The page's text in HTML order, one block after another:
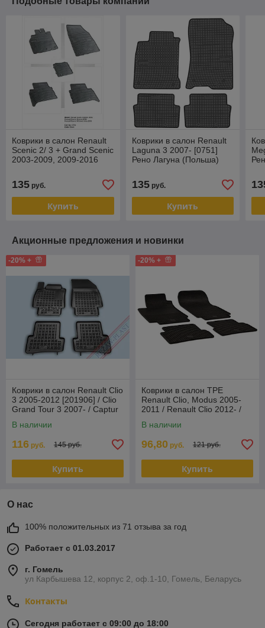
Коврики в салон Renault
Scenic 2/ 3 + Grand Scenic
2003-2009, 2009-2016
135 руб.
Купить
Коврики в салон Renault
Laguna 3 2007- [0751]
Рено Лагуна (Польша)
135руб.
Купить
Акционные предложения и новинки
-20% +
Коврики в салон Renault Clio
3 2005-2012 [201906] / Clio
Grand Tour 3 2007- / Captur
В наличии
116 руб. 145 руб.
Купить
-20% +
Коврики в салон TPE
Renault Clio, Modus 2005-
2011 / Renault Clio 2012- /
(Че
В наличии
96,80 руб. 121 руб.
Купить
О нас
100% положительных из 71 отзыва за год
Работает с 01.03.2017
г. Гомель
ул Карбышева 12, корпус 2, оф.1-10, Гомель, Беларусь
Контакты
Сегодня работает с 09:00 до 18:00